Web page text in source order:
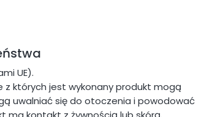
UE).
z których jest wykonany produkt mogą
uwalniać się do otoczenia i powodować